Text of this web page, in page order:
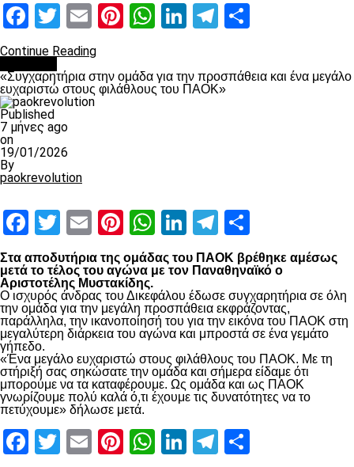
Facebook
Twitter
EmailPinterest
WhatsApp
LinkedIn
Telegram
Continue Reading
«Συγχαρητήρια στην ομάδα για την προσπάθεια και ένα μεγάλο
ευχαριστώ στους φιλάθλους του ΠΑΟΚ»
Published
7 μήνες ago
on
19/01/2026
By
paokrevolution
Facebook
Twitter
EmailPinterest
WhatsApp
LinkedIn
Telegram
Στα αποδυτήρια της ομάδας του ΠΑΟΚ βρέθηκε αμέσως
μετά το τέλος του αγώνα με τον Παναθηναϊκό ο
Αριστοτέλης Μυστακίδης.
Ο ισχυρός άνδρας του Δικεφάλου έδωσε συγχαρητήρια σε όλη
την ομάδα για την μεγάλη προσπάθεια εκφράζοντας,
παράλληλα, την ικανοποίησή του για την εικόνα του ΠΑΟΚ στη
μεγαλύτερη διάρκεια του αγώνα και μπροστά σε ένα γεμάτο
γήπεδο.
«Ένα μεγάλο ευχαριστώ στους φιλάθλους του ΠΑΟΚ. Με τη
στήριξή σας σηκώσατε την ομάδα και σήμερα είδαμε ότι
μπορούμε να τα καταφέρουμε. Ως ομάδα και ως ΠΑΟΚ
γνωρίζουμε πολύ καλά ό,τι έχουμε τις δυνατότητες να το
πετύχουμε» δήλωσε μετά.
Facebook
Twitter
EmailPinterest
WhatsApp
LinkedIn
Telegram